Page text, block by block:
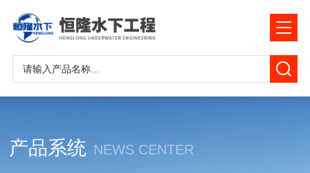
产品系统 NEWS CENTER